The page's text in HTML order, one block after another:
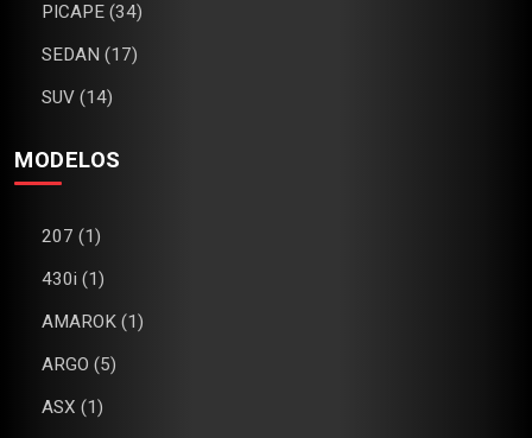
PICAPE (34)
SEDAN (17)
SUV (14)
MODELOS
207 (1)
430i (1)
AMAROK (1)
ARGO (5)
ASX (1)